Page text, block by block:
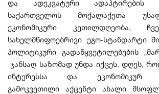
და ადეკვატური
საქართველოს მოქალაქეთა
ეკონომიკური კეთილდღეობა,
სახელმწიფოებრივი ეგო-სტანდარტი
პოლიტიკური გადაწყვეტილებების
ჯანსაღ საზომად უნდა იქცეს. დღეს,
ინტერესსა და ეკონომიკურ
გამოკვეთილი აქცენტი ახალი